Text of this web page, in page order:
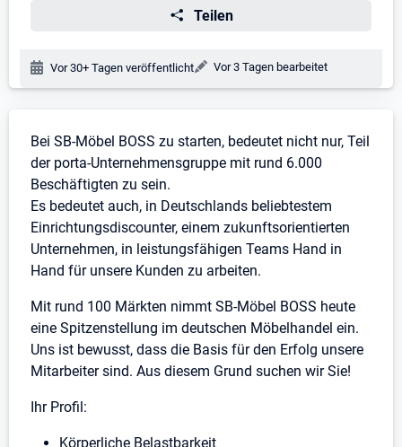
Teilen
Veröffentlichungsdatum:
Vor 30+ Tagen veröffentlicht Änderungsdatum:
Vor 3 Tagen bearbeitet
Stellenbeschreibung
Bei SB-Möbel BOSS zu starten, bedeutet nicht nur, Teil
der porta-Unternehmensgruppe mit rund 6.000
Beschäftigten zu sein.
Es bedeutet auch, in Deutschlands beliebtestem
Einrichtungsdiscounter, einem zukunftsorientierten
Unternehmen, in leistungsfähigen Teams Hand in
Hand für unsere Kunden zu arbeiten.
Mit rund 100 Märkten nimmt SB-Möbel BOSS heute
eine Spitzenstellung im deutschen Möbelhandel ein.
Uns ist bewusst, dass die Basis für den Erfolg unsere
Mitarbeiter sind. Aus diesem Grund suchen wir Sie!
Ihr Profil:
Körperliche Belastbarkeit